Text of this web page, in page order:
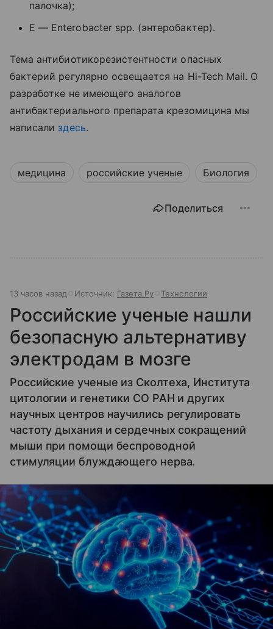
палочка);
E — Enterobacter spp. (энтеробактер).
Тема антибиотикорезистентности опасных
бактерий регулярно освещается на Hi-Tech Mail. О
разработке не имеющего аналогов
антибактериального препарата крезомицина мы
написали здесь.
медицина российские ученые Биология
Поделиться
13 часов назад Источник: Газета.Ру Технологии
Российские ученые нашли
безопасную альтернативу
электродам в мозге
Российские ученые из Сколтеха, Института
цитологии и генетики СО РАН и других
научных центров научились регулировать
частоту дыхания и сердечных сокращений
мыши при помощи беспроводной
стимуляции блуждающего нерва.